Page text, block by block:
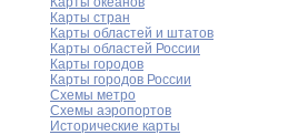
Карты стран
Карты областей и штатов
Карты областей России
Карты городов
Карты городов России
Схемы метро
Схемы аэропортов
Исторические карты